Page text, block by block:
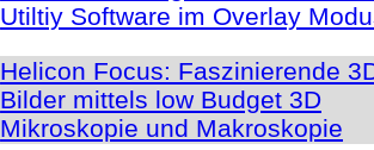
Utiltiy Software im Overlay
Helicon Focus: Faszinierende
Bilder mittels low Budget 3D
Mikroskopie und Makroskopie